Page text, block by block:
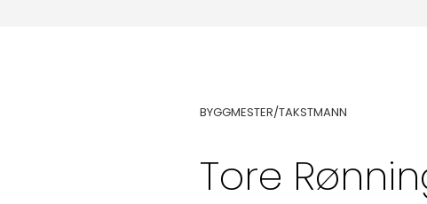
Kurs og konferanser
BYGGMESTER/TAKSTMANN
Tore